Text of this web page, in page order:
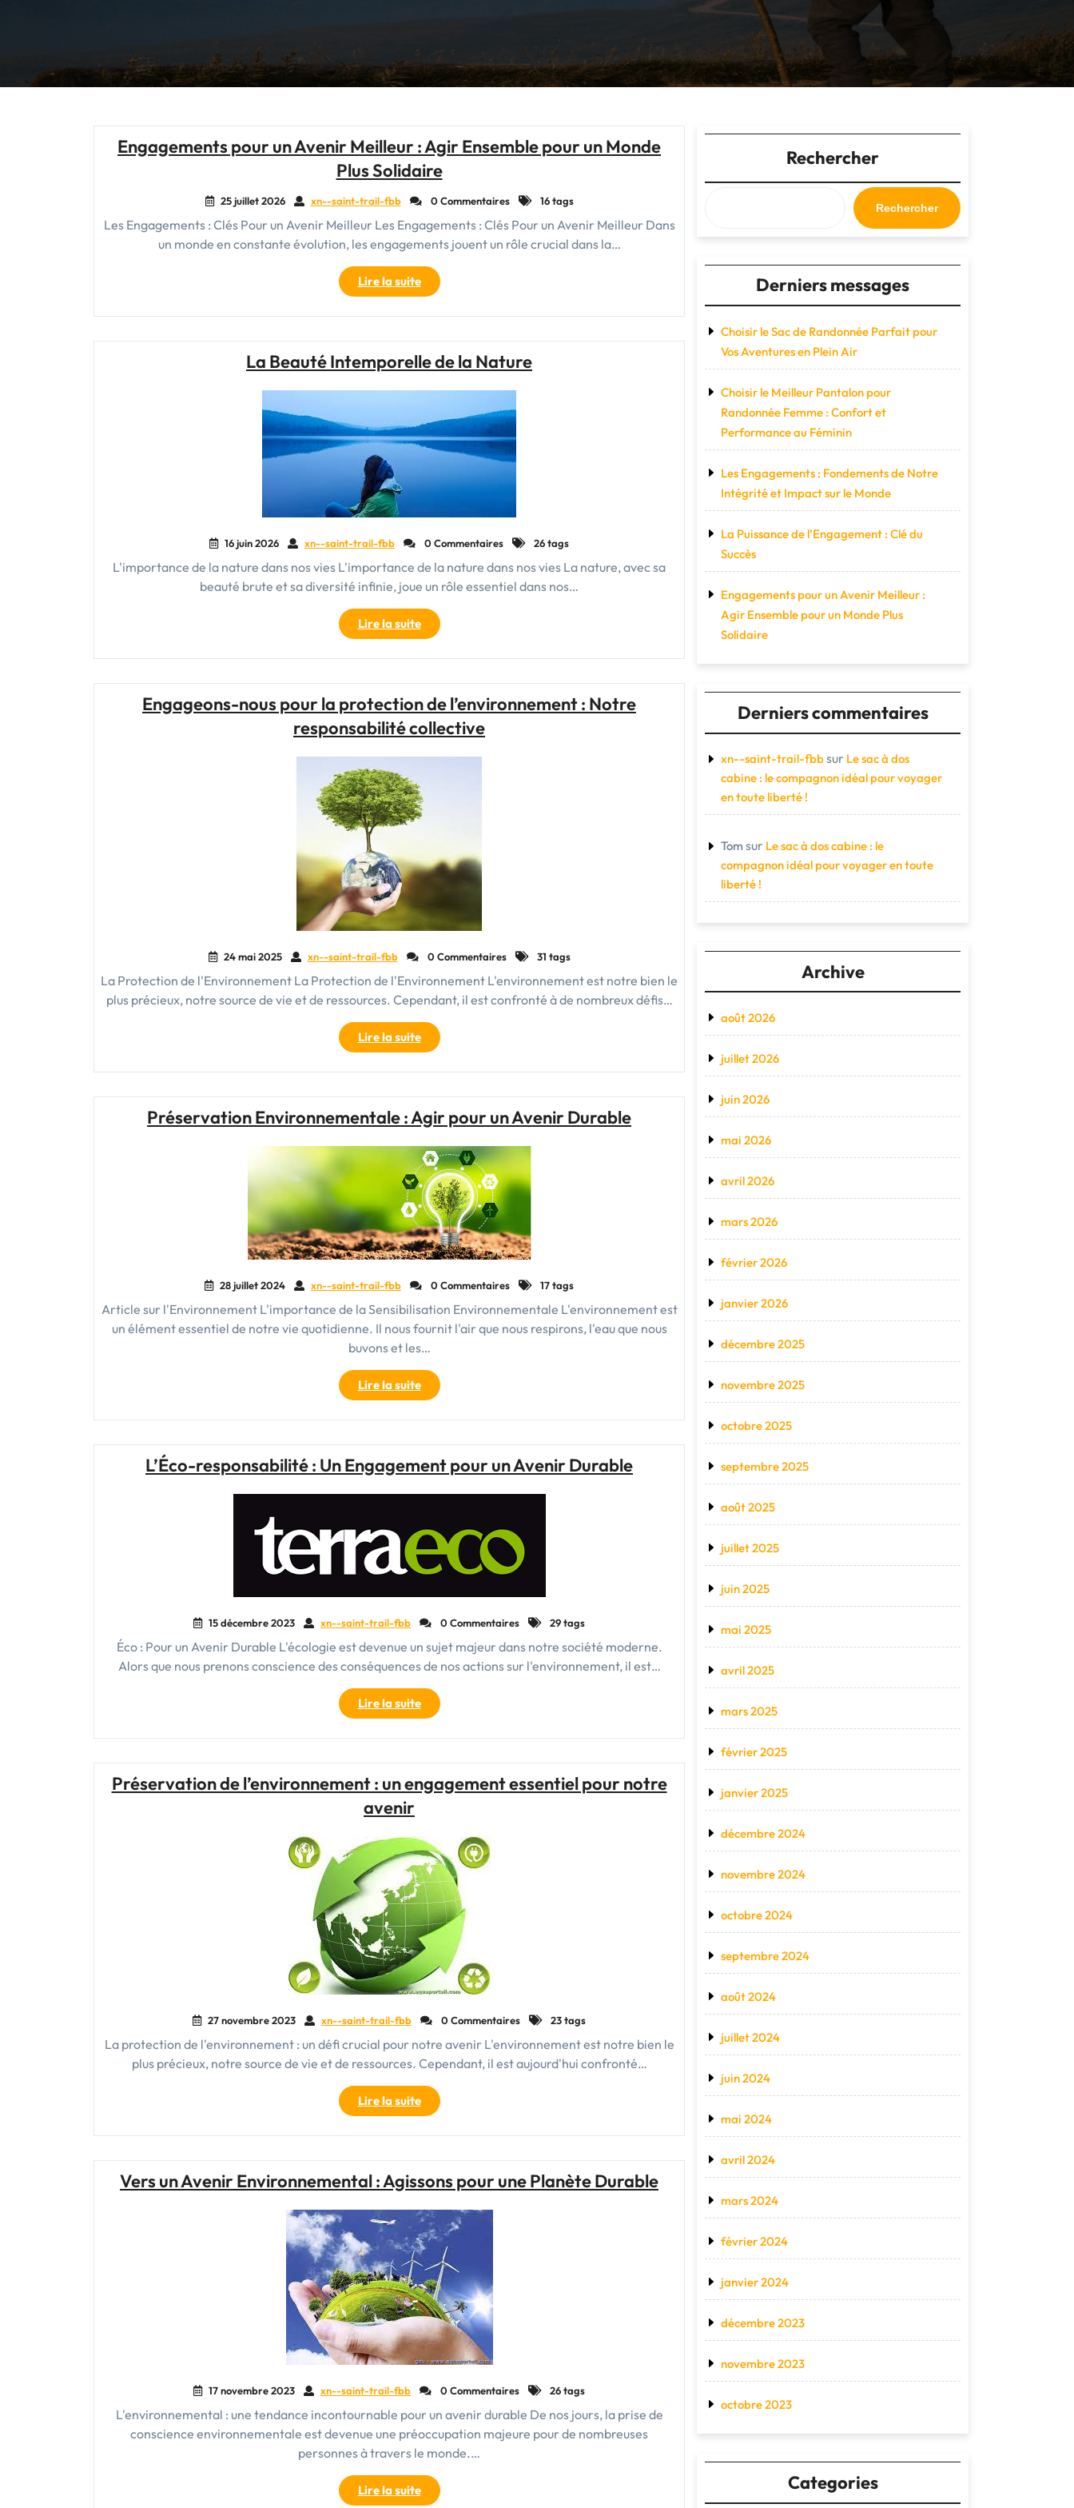
Engagements pour un Avenir Meilleur : Agir Ensemble pour un Monde
Plus Solidaire
25 juillet 2026 xn--saint-trail-fbb 0 Commentaires 16 tags
Les Engagements : Clés Pour un Avenir Meilleur Les Engagements : Clés Pour un Avenir Meilleur Dans
un monde en constante évolution, les engagements jouent un rôle crucial dans la…
Lire la suite"Engagements
pour
un
:
pour
un
Monde
Solidaire"
La Beauté Intemporelle de la Nature
16 juin 2026 xn--saint-trail-fbb 0 Commentaires 26 tags
L'importance de la nature dans nos vies L'importance de la nature dans nos vies La nature, avec sa
beauté brute et sa diversité infinie, joue un rôle essentiel dans nos…
Lire la suite"La
Beauté
Intemporelle
Nature"
Engageons-nous pour la protection de l’environnement : Notre
responsabilité collective
24 mai 2025 xn--saint-trail-fbb 0 Commentaires 31 tags
La Protection de l'Environnement La Protection de l'Environnement L'environnement est notre bien le
plus précieux, notre source de vie et de ressources. Cependant, il est confronté à de nombreux défis…
Lire la suite"Engageons-
nous
pour
de
:
Notre
responsabilité
collective"
Préservation Environnementale : Agir pour un Avenir Durable
28 juillet 2024 xn--saint-trail-fbb 0 Commentaires 17 tags
Article sur l'Environnement L'importance de la Sensibilisation Environnementale L'environnement est
un élément essentiel de notre vie quotidienne. Il nous fournit l'air que nous respirons, l'eau que nous
buvons et les…
Lire la suite"Préservation
Environnementale
:
un
L’Éco-responsabilité : Un Engagement pour un Avenir Durable
15 décembre 2023 xn--saint-trail-fbb 0 Commentaires 29 tags
Éco : Pour un Avenir Durable L'écologie est devenue un sujet majeur dans notre société moderne.
Alors que nous prenons conscience des conséquences de nos actions sur l'environnement, il est…
Lire la suite"L’Éco-
responsabilité
:
pour
Durable"
Préservation de l’environnement : un engagement essentiel pour notre
avenir
27 novembre 2023 xn--saint-trail-fbb 0 Commentaires 23 tags
La protection de l'environnement : un défi crucial pour notre avenir L'environnement est notre bien le
plus précieux, notre source de vie et de ressources. Cependant, il est aujourd'hui confronté…
Lire la suite"Préservation
de
l’environnement
engagement
pour
notre
avenir"
Vers un Avenir Environnemental : Agissons pour une Planète Durable
17 novembre 2023 xn--saint-trail-fbb 0 Commentaires 26 tags
L'environnemental : une tendance incontournable pour un avenir durable De nos jours, la prise de
conscience environnementale est devenue une préoccupation majeure pour de nombreuses
personnes à travers le monde.…
Lire la suite"Vers
Rechercher
Rechercher
Derniers messages
Choisir le Sac de Randonnée Parfait pour
Vos Aventures en Plein Air
Choisir le Meilleur Pantalon pour
Randonnée Femme : Confort et
Performance au Féminin
Les Engagements : Fondements de Notre
Intégrité et Impact sur le Monde
La Puissance de l’Engagement : Clé du
Succès
Engagements pour un Avenir Meilleur :
Agir Ensemble pour un Monde Plus
Solidaire
Derniers commentaires
xn--saint-trail-fbbsur Le sac à dos
cabine : le compagnon idéal pour voyager
en toute liberté !
Tom sur Le sac à dos cabine : le
compagnon idéal pour voyager en toute
liberté !
Archive
août 2026
juillet 2026
juin 2026
mai 2026
avril 2026
mars 2026
février 2026
janvier 2026
décembre 2025
novembre 2025
octobre 2025
septembre 2025
août 2025
juillet 2025
juin 2025
mai 2025
avril 2025
mars 2025
février 2025
janvier 2025
décembre 2024
novembre 2024
octobre 2024
septembre 2024
août 2024
juillet 2024
juin 2024
mai 2024
avril 2024
mars 2024
février 2024
janvier 2024
décembre 2023
novembre 2023
octobre 2023
Categories